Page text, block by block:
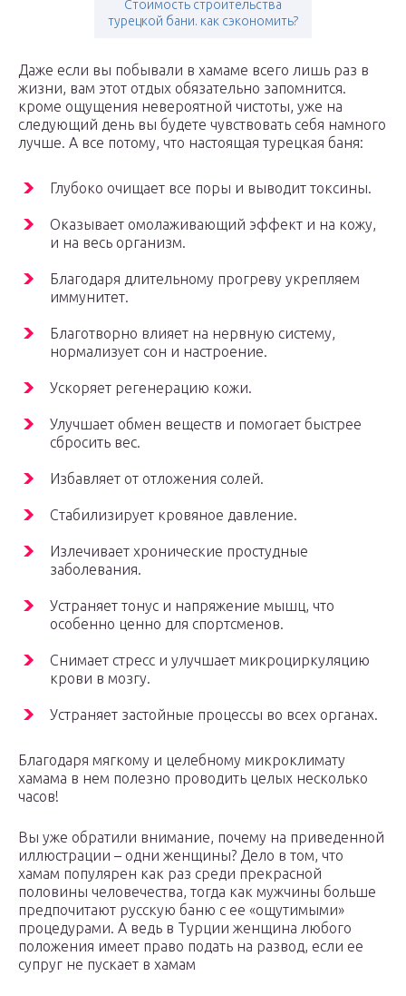
Стоимость строительства
турецкой бани. как сэкономить?
Даже если вы побывали в хамаме всего лишь раз в
жизни, вам этот отдых обязательно запомнится.
кроме ощущения невероятной чистоты, уже на
следующий день вы будете чувствовать себя намного
лучше. А все потому, что настоящая турецкая баня:
Глубоко очищает все поры и выводит токсины.
Оказывает омолаживающий эффект и на кожу,
и на весь организм.
Благодаря длительному прогреву укрепляем
иммунитет.
Благотворно влияет на нервную систему,
нормализует сон и настроение.
Ускоряет регенерацию кожи.
Улучшает обмен веществ и помогает быстрее
сбросить вес.
Избавляет от отложения солей.
Стабилизирует кровяное давление.
Излечивает хронические простудные
заболевания.
Устраняет тонус и напряжение мышц, что
особенно ценно для спортсменов.
Снимает стресс и улучшает микроциркуляцию
крови в мозгу.
Устраняет застойные процессы во всех органах.
Благодаря мягкому и целебному микроклимату
хамама в нем полезно проводить целых несколько
часов!
Вы уже обратили внимание, почему на приведенной
иллюстрации – одни женщины? Дело в том, что
хамам популярен как раз среди прекрасной
половины человечества, тогда как мужчины больше
предпочитают русскую баню с ее «ощутимыми»
процедурами. А ведь в Турции женщина любого
положения имеет право подать на развод, если ее
супруг не пускает в хамам